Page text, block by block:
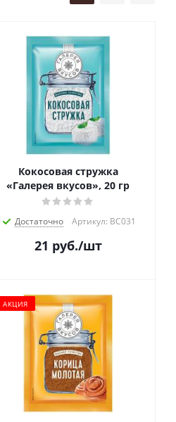
Кокосовая стружка
«Галерея вкусов», 20 гр
Достаточно Артикул: ВС031
21 руб./шт
АКЦИЯ